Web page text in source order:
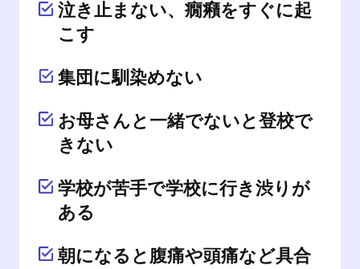
泣き止まない、癇癪をすぐに起
こす
集団に馴染めない
お母さんと一緒でないと登校で
きない
学校が苦手で学校に行き渋りが
ある
朝になると腹痛や頭痛など具合